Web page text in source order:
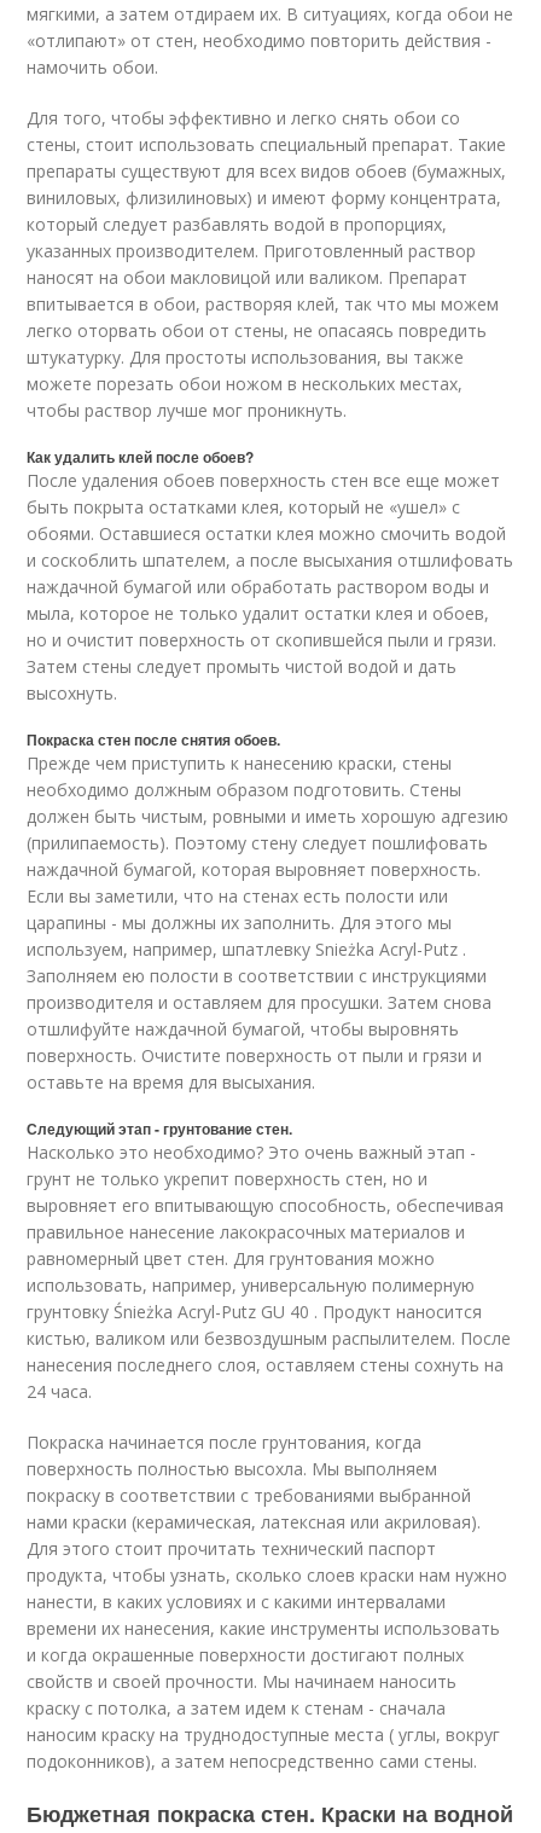
мягкими, а затем отдираем их. В ситуациях, когда обои не
«отлипают» от стен, необходимо повторить действия -
намочить обои.
Для того, чтобы эффективно и легко снять обои со
стены, стоит использовать специальный препарат. Такие
препараты существуют для всех видов обоев (бумажных,
виниловых, флизилиновых) и имеют форму концентрата,
который следует разбавлять водой в пропорциях,
указанных производителем. Приготовленный раствор
наносят на обои макловицой или валиком. Препарат
впитывается в обои, растворяя клей, так что мы можем
легко оторвать обои от стены, не опасаясь повредить
штукатурку. Для простоты использования, вы также
можете порезать обои ножом в нескольких местах,
чтобы раствор лучше мог проникнуть.
Как удалить клей после обоев?
После удаления обоев поверхность стен все еще может
быть покрыта остатками клея, который не «ушел» с
обоями. Оставшиеся остатки клея можно смочить водой
и соскоблить шпателем, а после высыхания отшлифовать
наждачной бумагой или обработать раствором воды и
мыла, которое не только удалит остатки клея и обоев,
но и очистит поверхность от скопившейся пыли и грязи.
Затем стены следует промыть чистой водой и дать
высохнуть.
Покраска стен после снятия обоев.
Прежде чем приступить к нанесению краски, стены
необходимо должным образом подготовить. Стены
должен быть чистым, ровными и иметь хорошую адгезию
(прилипаемость). Поэтому стену следует пошлифовать
наждачной бумагой, которая выровняет поверхность.
Если вы заметили, что на стенах есть полости или
царапины - мы должны их заполнить. Для этого мы
используем, например, шпатлевку Snieżka Acryl-Putz .
Заполняем ею полости в соответствии с инструкциями
производителя и оставляем для просушки. Затем снова
отшлифуйте наждачной бумагой, чтобы выровнять
поверхность. Очистите поверхность от пыли и грязи и
оставьте на время для высыхания.
Следующий этап - грунтование стен.
Насколько это необходимо? Это очень важный этап -
грунт не только укрепит поверхность стен, но и
выровняет его впитывающую способность, обеспечивая
правильное нанесение лакокрасочных материалов и
равномерный цвет стен. Для грунтования можно
использовать, например, универсальную полимерную
грунтовку Śnieżka Acryl-Putz GU 40 . Продукт наносится
кистью, валиком или безвоздушным распылителем. После
нанесения последнего слоя, оставляем стены сохнуть на
24 часа.
Покраска начинается после грунтования, когда
поверхность полностью высохла. Мы выполняем
покраску в соответствии с требованиями выбранной
нами краски (керамическая, латексная или акриловая).
Для этого стоит прочитать технический паспорт
продукта, чтобы узнать, сколько слоев краски нам нужно
нанести, в каких условиях и с какими интервалами
времени их нанесения, какие инструменты использовать
и когда окрашенные поверхности достигают полных
свойств и своей прочности. Мы начинаем наносить
краску с потолка, а затем идем к стенам - сначала
наносим краску на труднодоступные места ( углы, вокруг
подоконников), а затем непосредственно сами стены.
Бюджетная покраска стен. Краски на водной